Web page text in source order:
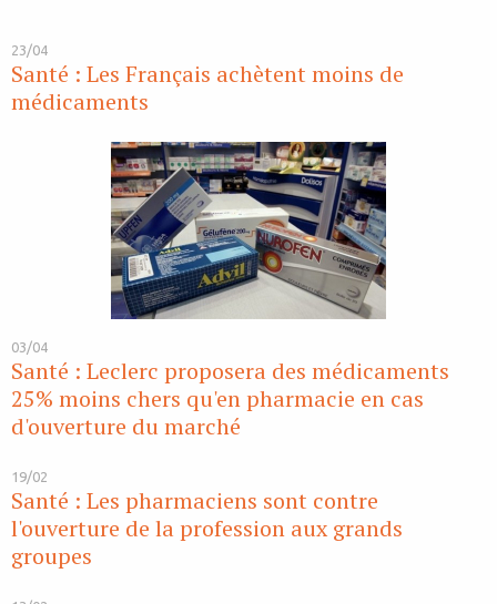
23/04
Santé : Les Français achètent moins de
médicaments
03/04
Santé : Leclerc proposera des médicaments
25% moins chers qu'en pharmacie en cas
d'ouverture du marché
19/02
Santé : Les pharmaciens sont contre
l'ouverture de la profession aux grands
groupes